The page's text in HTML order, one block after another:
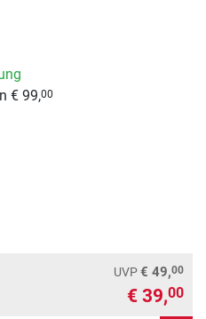
€ 99,00
UVP€ 49,00
€ 39,00